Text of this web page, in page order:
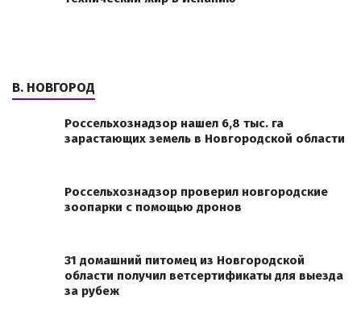
В. НОВГОРОД
Россельхознадзор нашел 6,8 тыс. га
зарастающих земель в Новгородской области
Россельхознадзор проверил новгородские
зоопарки с помощью дронов
31 домашний питомец из Новгородской
области получил ветсертификаты для выезда
за рубеж